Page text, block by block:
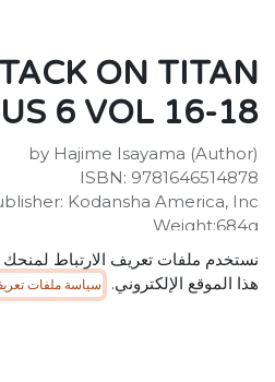
ON TITAN
6 VOL 16-18
by Hajime Isayama (Author)
ISBN: 9781646514878
Kodansha America, Inc
Weight:684g
Dimensions:147 x 207 x 52 (mm)
Description:
to attack Attack on Titan than
for the final anime season to
or-die shonen adventure that
نستخدم ملفات تعريف الارتباط
هذا الموقع الإلكتروني.
سياسة ملفات